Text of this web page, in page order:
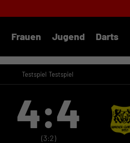
Frauen Jugend Darts
Testspiel Testspiel
4:4
(3:2)